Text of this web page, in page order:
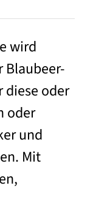
wird
Blaubeer-
diese oder
oder
und
Mit